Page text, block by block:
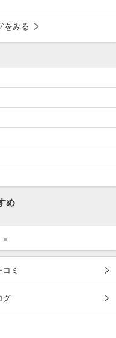
をみる
め
コミ
グ